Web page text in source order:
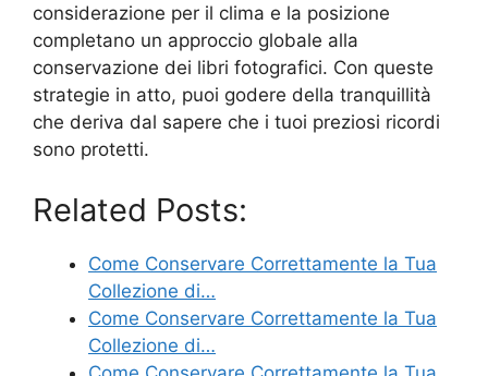
considerazione per il clima e la posizione
completano un approccio globale alla
conservazione dei libri fotografici. Con queste
strategie in atto, puoi godere della tranquillità
che deriva dal sapere che i tuoi preziosi ricordi
sono protetti.
Related Posts:
Come Conservare Correttamente la Tua
Collezione di…
Come Conservare Correttamente la Tua
Collezione di…